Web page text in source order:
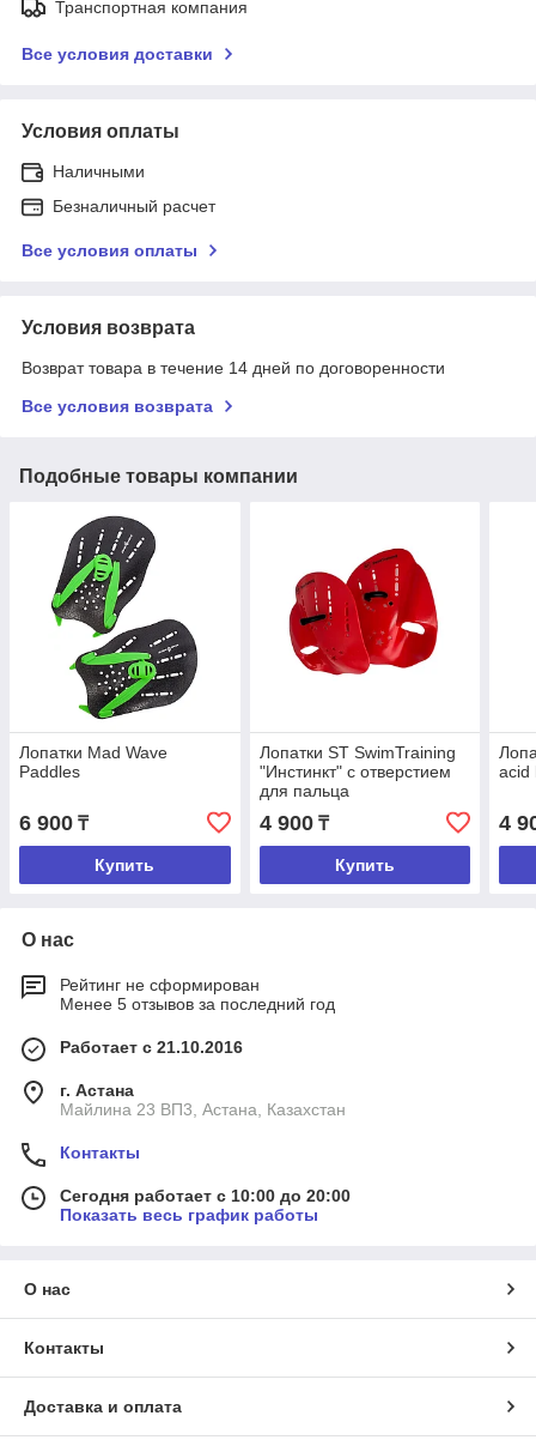
Транспортная компания
Все условия доставки
Условия оплаты
Наличными
Безналичный расчет
Все условия оплаты
Условия возврата
Возврат товара в течение 14 дней по договоренности
Все условия возврата
Подобные товары компании
Лопатки Mad Wave
Paddles
6 900 ₸
Купить
Лопатки ST SwimTraining
"Инстинкт" с отверстием
для пальца
4 900₸
Купить
acid
4
О нас
Рейтинг не сформирован
Менее 5 отзывов за последний год
Работает с 21.10.2016
г. Астана
Майлина 23 ВП3, Астана, Казахстан
Контакты
Сегодня работает с 10:00 до 20:00
Показать весь график работы
О нас
Контакты
Доставка и оплата